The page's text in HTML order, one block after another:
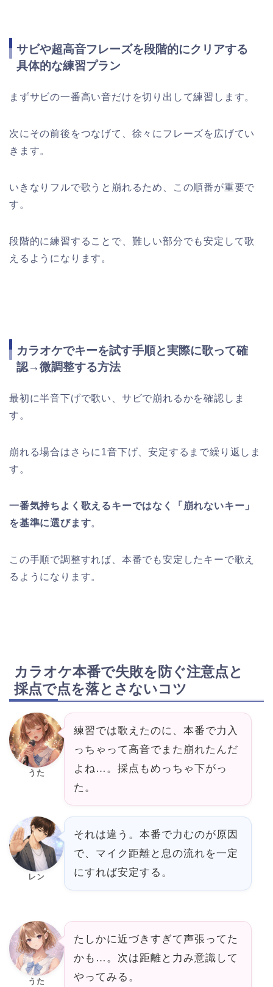
サビや超高音フレーズを段階的にクリアする
具体的な練習プラン
まずサビの一番高い音だけを切り出して練習します。
次にその前後をつなげて、徐々にフレーズを広げてい
きます。
いきなりフルで歌うと崩れるため、この順番が重要で
す。
段階的に練習することで、難しい部分でも安定して歌
えるようになります。
カラオケでキーを試す手順と実際に歌って確
認→微調整する方法
最初に半音下げで歌い、サビで崩れるかを確認しま
す。
崩れる場合はさらに1音下げ、安定するまで繰り返しま
す。
一番気持ちよく歌えるキーではなく「崩れないキー」
を基準に選びます。
この手順で調整すれば、本番でも安定したキーで歌え
るようになります。
カラオケ本番で失敗を防ぐ注意点と
採点で点を落とさないコツ
うた
練習では歌えたのに、本番で力入
っちゃって高音でまた崩れたんだ
よね…。採点もめっちゃ下がっ
た。
レン
それは違う。本番で力むのが原因
で、マイク距離と息の流れを一定
にすれば安定する。
うた
たしかに近づきすぎて声張ってた
かも…。次は距離と力み意識して
やってみる。